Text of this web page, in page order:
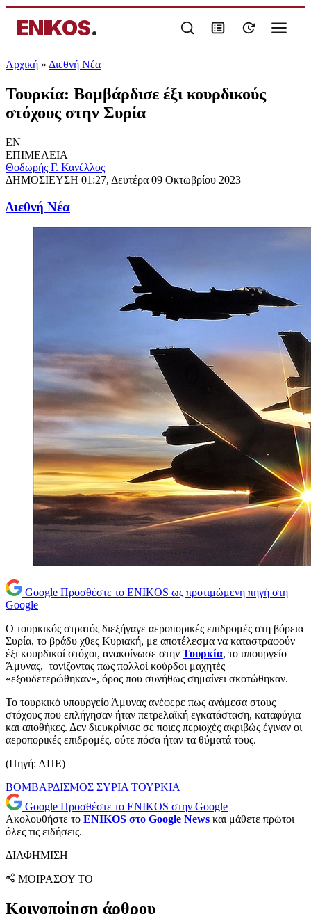
ENIKOS.
Αρχική » Διεθνή Νέα
Τουρκία: Βομβάρδισε έξι κουρδικούς
στόχους στην Συρία
EN
ΕΠΙΜΕΛΕΙΑ
Θοδωρής Γ. Κανέλλος
ΔΗΜΟΣΙΕΥΣΗ 01:27, Δευτέρα 09 Οκτωβρίου 2023
Διεθνή Νέα
Google Προσθέστε το ENIKOS ως προτιμώμενη πηγή στη
Google
Ο τουρκικός στρατός διεξήγαγε αεροπορικές επιδρομές στη βόρεια
Συρία, το βράδυ χθες Κυριακή, με αποτέλεσμα να καταστραφούν
έξι κουρδικοί στόχοι, ανακοίνωσε στην Τουρκία, το υπουργείο
Άμυνας, τονίζοντας πως πολλοί κούρδοι μαχητές
«εξουδετερώθηκαν», όρος που συνήθως σημαίνει σκοτώθηκαν.
Το τουρκικό υπουργείο Άμυνας ανέφερε πως ανάμεσα στους
στόχους που επλήγησαν ήταν πετρελαϊκή εγκατάσταση, καταφύγια
και αποθήκες. Δεν διευκρίνισε σε ποιες περιοχές ακριβώς έγιναν οι
αεροπορικές επιδρομές, ούτε πόσα ήταν τα θύματά τους.
(Πηγή: ΑΠΕ)
ΒΟΜΒΑΡΔΙΣΜΟΣ ΣΥΡΙΑ ΤΟΥΡΚΙΑ
Google Προσθέστε το ENIKOS στην Google
Ακολουθήστε το ENIKOS στο Google News και μάθετε πρώτοι
όλες τις ειδήσεις.
ΔΙΑΦΗΜΙΣΗ
ΜΟΙΡΑΣΟΥ ΤΟ
Κοινοποίηση άρθρου